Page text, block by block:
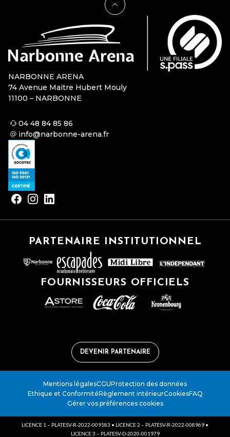
NARBONNE ARENA
74 Avenue Maitre Hubert Mouly
11100 – NARBONNE
04 48 84 85 86
info@narbonne-arena.fr
PARTENAIRE INSTITUTIONNEL
FOURNISSEURS OFFICIELS
DEVENIR PARTENAIRE
Mentions légalesCGUProtection des données
Ethique et ConformitéRèglement intérieurCookiesFAQ
Gérer vos préférences cookies
LICENCE 1 – PLATESV-R-2022-009183 • LICENCE 2 – PLATESV-R-2022-008969 •
LICENCE 3 – PLATESV-D-2020-001979